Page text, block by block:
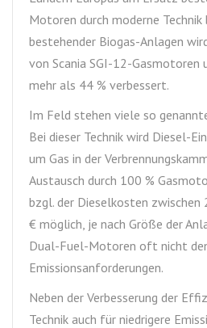
Motoren durch moderne
bestehender Biogas-Anlagen
von Scania SGI-12-Gasmotoren
mehr als 44 % verbessert.
Im Feld stehen viele so
Bei dieser Technik wird Diesel-
um Gas in der
Austausch durch 100 %
bzgl. der Dieselkosten
€ möglich, je nach Größe der
Dual-Fuel-Motoren oft nicht
Emissionsanforderungen.
Neben der Verbesserung der
Technik auch für niedrigere